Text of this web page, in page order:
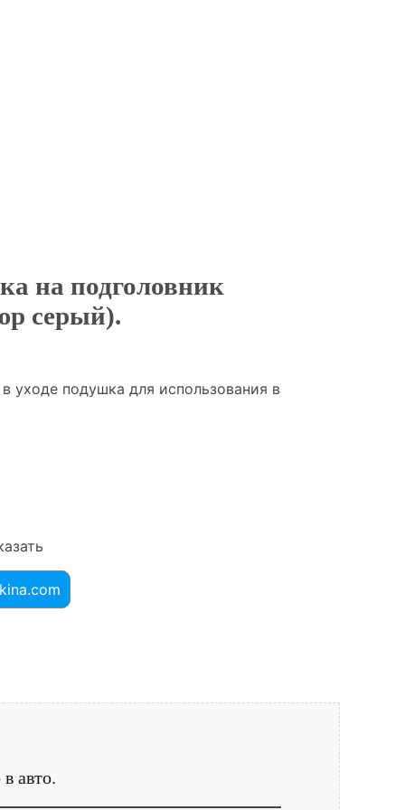
на подголовник
серый).
уходе подушка для использования в
авто.